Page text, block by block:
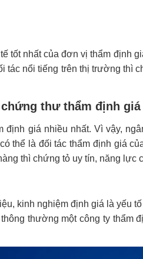
tốt nhất của đơn vị thẩm định
tác nổi tiếng trên thị trường thì
thư thẩm định giá
định giá nhiều nhất. Vì vậy,
thể là đối tác thẩm định giá
thì chứng tỏ uy tín, năng lực
kinh nghiệm định giá là yếu
thường một công ty thẩm